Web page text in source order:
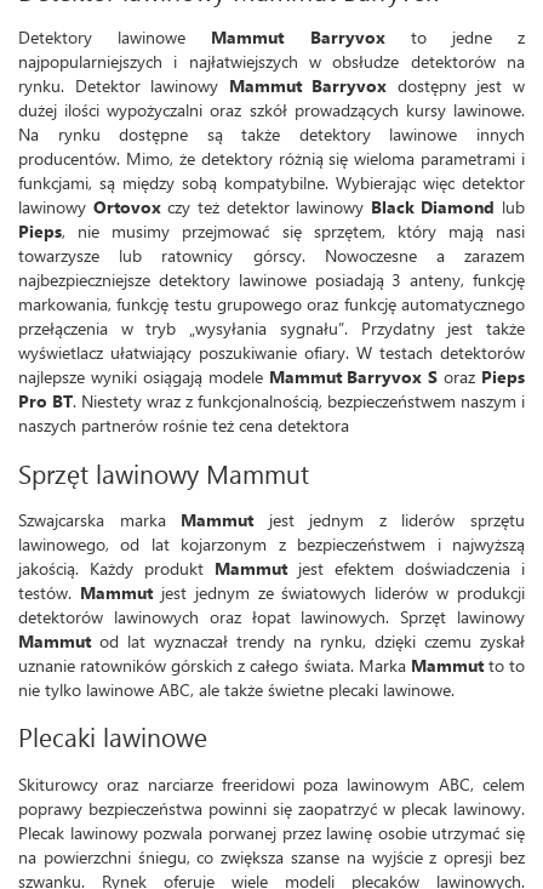
Detektory lawinowe Mammut Barryvoxto jedne z
najpopularniejszych i najłatwiejszych w obsłudze detektorów na
rynku. Detektor lawinowy Mammut Barryvox dostępny jest w
dużej ilości wypożyczalni oraz szkół prowadzących kursy lawinowe.
Na rynku dostępne są także detektory lawinowe innych
producentów. Mimo, że detektory różnią się wieloma parametrami i
funkcjami, są między sobą kompatybilne. Wybierając więc detektor
lawinowy Ortovoxczy też detektor lawinowy Black Diamond lub
Pieps, nie musimy przejmować się sprzętem, który mają nasi
towarzysze lub ratownicy górscy. Nowoczesne a zarazem
najbezpieczniejsze detektory lawinowe posiadają 3 anteny, funkcję
markowania, funkcję testu grupowego oraz funkcję automatycznego
przełączenia w tryb „wysyłania sygnału”. Przydatny jest także
wyświetlacz ułatwiający poszukiwanie ofiary. W testach detektorów
najlepsze wyniki osiągają modele Mammut Barryvox Soraz Pieps
Pro BT. Niestety wraz z funkcjonalnością, bezpieczeństwem naszym i
naszych partnerów rośnie też cena detektora
Sprzęt lawinowy Mammut
Szwajcarska marka Mammutjest jednym z liderów sprzętu
lawinowego, od lat kojarzonym z bezpieczeństwem i najwyższą
jakością. Każdy produkt Mammutjest efektem doświadczenia i
testów. Mammutjest jednym ze światowych liderów w produkcji
detektorów lawinowych oraz łopat lawinowych. Sprzęt lawinowy
Mammutod lat wyznaczał trendy na rynku, dzięki czemu zyskał
uznanie ratowników górskich z całego świata. Marka Mammutto to
nie tylko lawinowe ABC, ale także świetne plecaki lawinowe.
Plecaki lawinowe
Skiturowcy oraz narciarze freeridowi poza lawinowym ABC, celem
poprawy bezpieczeństwa powinni się zaopatrzyć w plecak lawinowy.
Plecak lawinowy pozwala porwanej przez lawinę osobie utrzymać się
na powierzchni śniegu, co zwiększa szanse na wyjście z opresji bez
szwanku. Rynek oferuje wiele modeli plecaków lawinowych.